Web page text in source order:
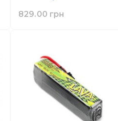
829.00 грн